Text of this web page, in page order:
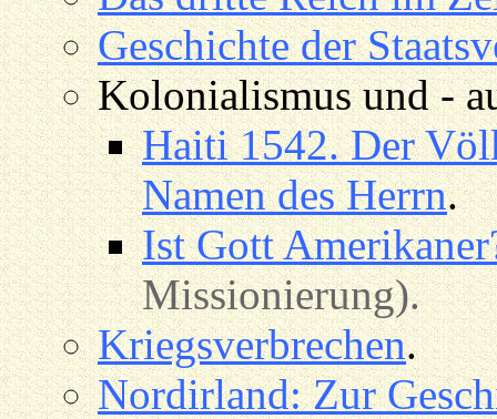
Geschichte der
Kolonialismus und -
Haiti 1542. Der
Namen des Herrn.
Ist Gott
Missionierung).
Kriegsverbrechen.
Nordirland: Zur